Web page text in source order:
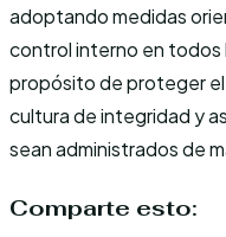
adoptando medidas
control interno en todos
propósito de proteger
cultura de integridad y
sean administrados de
Comparte esto: